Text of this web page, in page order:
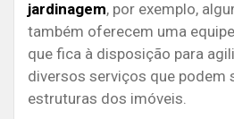
jardinagem, por exemplo,
também oferecem uma
que fica à disposição para
diversos serviços que podem
estruturas dos imóveis.